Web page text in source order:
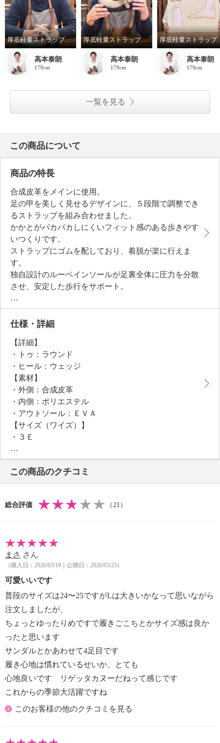
厚底軽量ストラップパンプスのインソール
高本泰朗
179cm
厚底軽量ストラップパンプスのサイズ選び
高本泰朗
179cm
厚底軽量ス
高本泰朗
179cm
一覧を見る
この商品について
商品の特長
合成皮革をメインに使用。
足の甲を美しく見せるデザインに、５段階で調整でき
るストラップを組み合わせました。
かかとがパカパカしにくいフィット感のある歩きやす
いつくりです。
ストラップにゴムを配しており、着脱が楽に行えま
す。
独自設計のルーペインソールが足裏全体に圧力を分散
させ、安定した歩行をサポート。
取り外して水洗いできるので、清潔にお使いいただけ
ます。
ボリューミーな厚底デザインながら、ＥＶＡ素材を用
また、前後の高低差が少ないため安定感があります。
アウトソールは丸みを帯びたかかとと反り上がったつ
ま先形状することでスムーズなローリング歩行を促し
ます。
適度な厚みで地面からの衝撃や熱を吸収。
仕様・詳細
【詳細】
・トゥ：ラウンド
・ヒール：ウェッジ
【素材】
・外側：合成皮革
・内側：ポリエステル
・アウトソール：ＥＶＡ
【サイズ（ワイズ）】
・３Ｅ
【サイズ（その他）】
・ヒールの高さ：約５ｃｍ
・前底厚み：約２ｃｍ
・前側着地点厚み：約３．５ｃｍ
【重さ】
・片足約２３５ｇ（サイズにより多少の差異あり）
・個体差あり
【原産国（地）】
・日本製
※普段と同じサイズをおすすめ。迷われた場合はワン
サイズ下をお選びください
【目安サイズ】
表記：Ｓ
対応サイズ：２２．０ｃｍ〜２２．５ｃｍ
表記：Ｍ
対応サイズ：２３．０ｃｍ〜２３．５ｃｍ
表記：Ｌ
この商品のクチコミ
総合評価 （21）
まさ さん
（購入日：2026/03/19｜公開日：2026/03/25）
可愛いいです
普段のサイズは24〜25ですがLは大きいかなって思いながら
注文しましたが、
ちょっとゆったりめですで履きごこちとかサイズ感は良か
ったと思います
サンダルとかあわせて4足目です
履き心地は慣れているせいか、とても
心地良いです リゲッタカヌーだねって感じです
これからの季節大活躍ですね
このお客様の他のクチコミを見る